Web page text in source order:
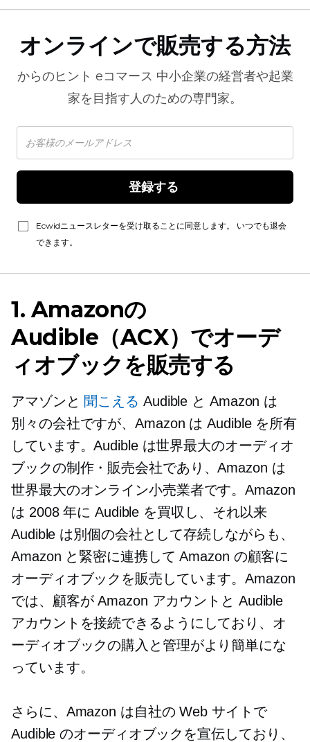
オンラインで販売する方法
からのヒント eコマース 中小企業の経営者や起業
家を目指す人のための専門家。
Ecwidニュースレターを受け取ることに同意します。 いつでも退会
できます。
1. Amazonの
Audible（ACX）でオーデ
ィオブックを販売する
アマゾンと 聞こえる Audible と Amazon は
別々の会社ですが、Amazon は Audible を所有
しています。Audible は世界最大のオーディオ
ブックの制作・販売会社であり、Amazon は
世界最大のオンライン小売業者です。Amazon
は 2008 年に Audible を買収し、それ以来
Audible は別個の会社として存続しながらも、
Amazon と緊密に連携して Amazon の顧客に
オーディオブックを販売しています。Amazon
では、顧客が Amazon アカウントと Audible
アカウントを接続できるようにしており、オ
ーディオブックの購入と管理がより簡単にな
っています。
さらに、Amazon は自社の Web サイトで
Audible のオーディオブックを宣伝しており、